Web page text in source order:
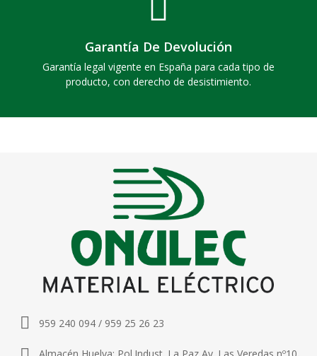
Garantía De Devolución
Garantía legal vigente en España para cada tipo de
producto, con derecho de desistimiento.
959 240 094 / 959 25 26 23
Almacén Huelva: Pol.Indust. La Paz Av. Las Veredas nº10,